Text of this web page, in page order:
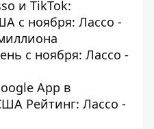
и TikTok:
с ноября: Лассо -
с ноября: Лассо -
App в
Рейтинг: Лассо -